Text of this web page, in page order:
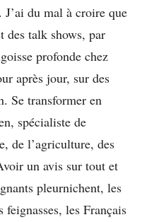
du mal à croire que
des talk shows, par
profonde chez
après jour, sur des
Se transformer en
spécialiste de
de l’agriculture, des
un avis sur tout et
pleurnichent, les
les Français